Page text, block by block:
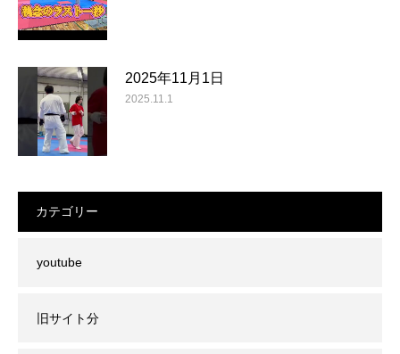
2025年11月1日
2025.11.1
カテゴリー
youtube
旧サイト分